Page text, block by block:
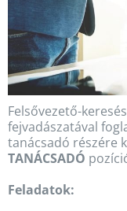
Felsővezető-
fejvadászatával
tanácsadó részére
TANÁCSADÓ
Feladatok: